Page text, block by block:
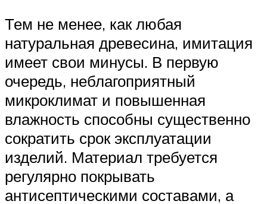
Тем не менее, как любая
натуральная древесина, имитация
имеет свои минусы. В первую
очередь, неблагоприятный
микроклимат и повышенная
влажность способны существенно
сократить срок эксплуатации
изделий. Материал требуется
регулярно покрывать
антисептическими составами, а